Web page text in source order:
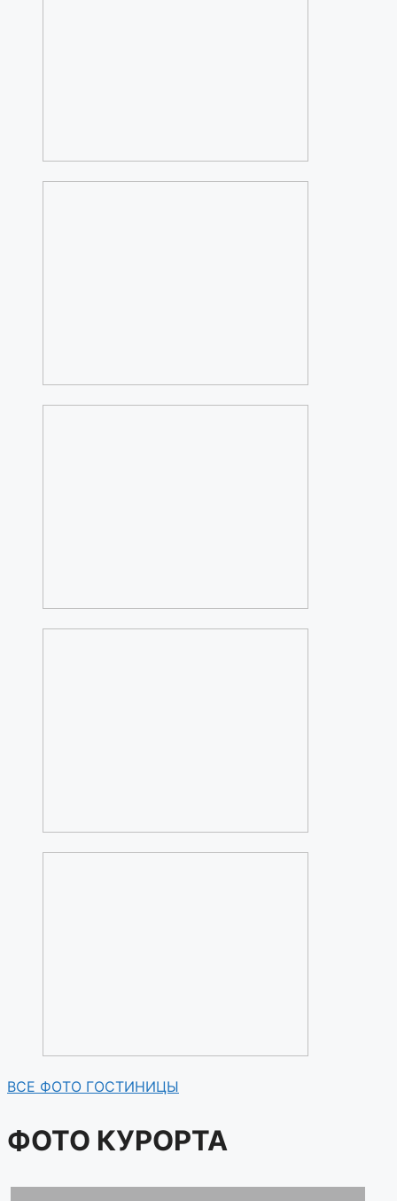
ВСЕ ФОТО ГОСТИНИЦЫ
ФОТО КУРОРТА